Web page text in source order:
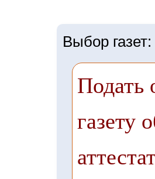
Выбор газет:
Подать
газету